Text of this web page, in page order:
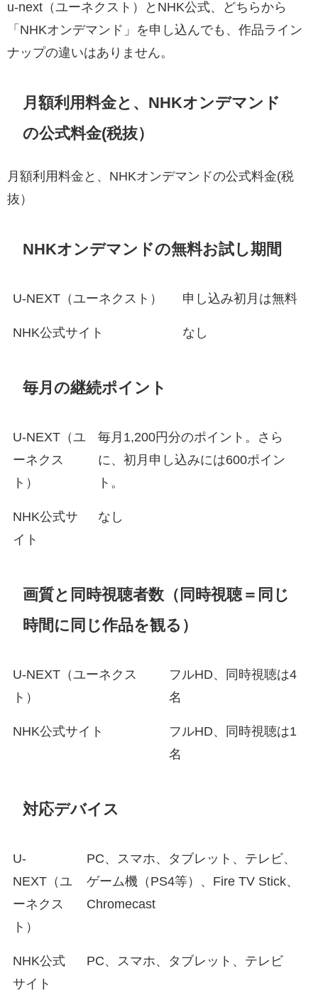
u-next（ユーネクスト）とNHK公式、どちらから
「NHKオンデマンド」を申し込んでも、作品ライン
ナップの違いはありません。
月額利用料金と、NHKオンデマンド
の公式料金(税抜）
月額利用料金と、NHKオンデマンドの公式料金(税
抜）
NHKオンデマンドの無料お試し期間
U-NEXT（ユーネクスト） 申し込み初月は無料
NHK公式サイト なし
毎月の継続ポイント
U-NEXT（ユ
ーネクス
ト）
毎月1,200円分のポイント。さら
に、初月申し込みには600ポイン
ト。
NHK公式サ
イト
なし
画質と同時視聴者数（同時視聴＝同じ
時間に同じ作品を観る）
U-NEXT（ユーネクス
ト）
フルHD、同時視聴は4
名
NHK公式サイト
フルHD、同時視聴は1
名
対応デバイス
U-
NEXT（ユ
ーネクス
ト）
PC、スマホ、タブレット、テレビ、
ゲーム機（PS4等）、Fire TV Stick、
Chromecast
NHK公式
サイト
PC、スマホ、タブレット、テレビ